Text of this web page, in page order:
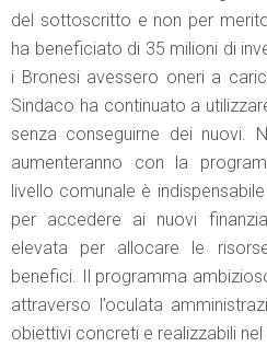
del sottoscritto e non per
ha beneficiato di 35 milioni di
i Bronesi avessero oneri a
Sindaco ha continuato a
senza conseguirne dei nuovi.
aumenteranno con la
livello comunale è
per accedere ai nuovi
elevata per allocare le
benefici. Il programma
attraverso l’oculata
obiettivi concreti e realizzabili